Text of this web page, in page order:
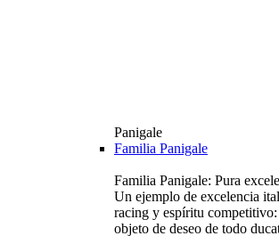
Panigale
Familia Panigale
Familia Panigale: Pura
Un ejemplo de excelencia
racing y espíritu competitivo:
objeto de deseo de todo